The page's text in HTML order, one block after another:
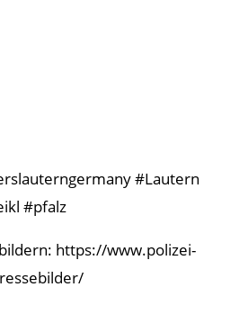
#Lautern
#pfalz
https://www.polizei-